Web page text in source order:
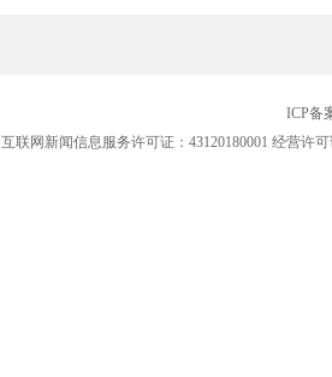
ICP备
互联网新闻信息服务许可证：43120180001 经营许可